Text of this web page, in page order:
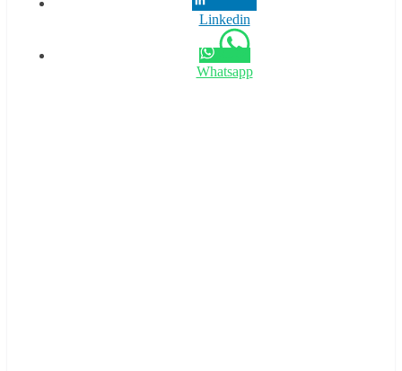
Linkedin
Whatsapp